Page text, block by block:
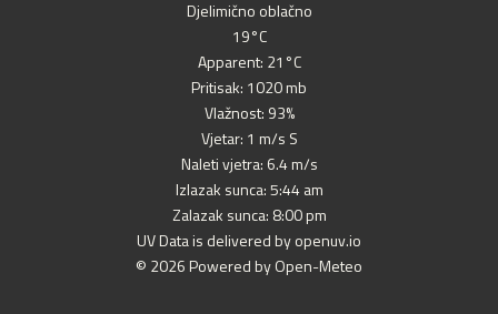
Djelimično oblačno
19°C
Apparent: 21°C
Pritisak: 1020 mb
Vlažnost: 93%
Vjetar: 1 m/s S
Naleti vjetra: 6.4 m/s
Izlazak sunca: 5:44 am
Zalazak sunca: 8:00 pm
UV Data is delivered by openuv.io
© 2026 Powered by Open-Meteo